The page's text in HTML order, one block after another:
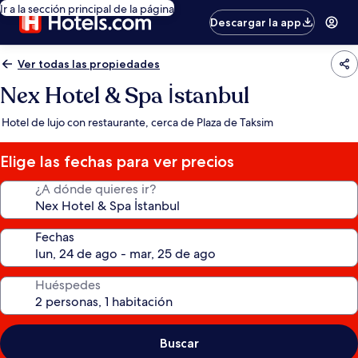
Ir a la sección principal de la página
Descargar la app
Ver todas las propiedades
Nex Hotel & Spa İstanbul
Hotel de lujo con restaurante, cerca de Plaza de Taksim
Elige las fechas para ver precios
¿A dónde quieres ir?
Fechas
Huéspedes
Buscar